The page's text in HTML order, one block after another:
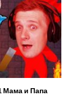
и Папа